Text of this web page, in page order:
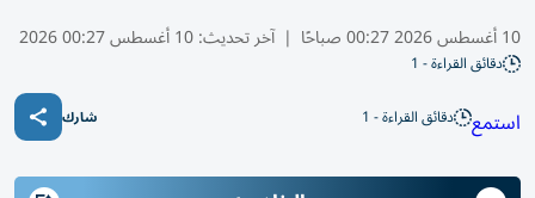
10 أغسطس 2026 00:27 صباحًا | آخر تحديث:10 أغسطس 00:27 2026
دقائق القراءة - 1
استمع دقائق القراءة - 1 شارك